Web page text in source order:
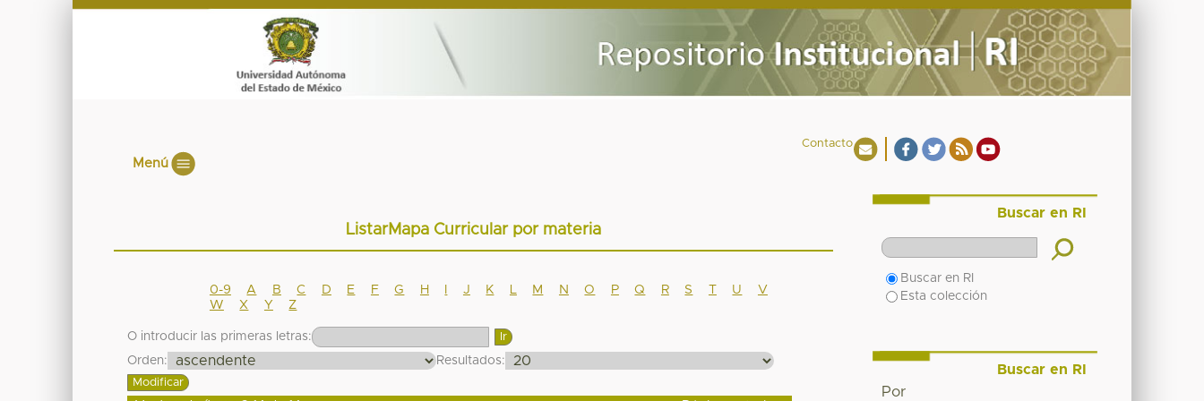
Contacto
Menú
ListarMapa Curricular por materia
0-9 A B C D E F G H J K M N O P Q R S T U
V
W
X Y Z
O introducir las primeras letras:
Orden:
Resultados:
Buscar en RI
Buscar en RI
Esta colección
Buscar en RI
Por